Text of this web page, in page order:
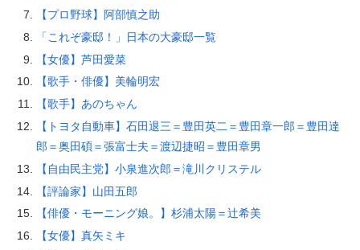
【プロ野球】阿部慎之助
「これぞ豪邸！」日本の大豪邸一覧
【女優】芦田愛菜
【歌手・俳優】美輪明宏
【歌手】あのちゃん
【トヨタ自動車】石田退三＝豊田英二＝豊田章一郎＝豊田達
郎＝奥田碩＝張富士夫＝渡辺捷昭＝豊田章男
【自由民主党】小泉進次郎＝滝川クリステル
【評論家】山田五郎
【俳優・モーニング娘。】杉浦太陽＝辻希美
【女優】真矢ミキ